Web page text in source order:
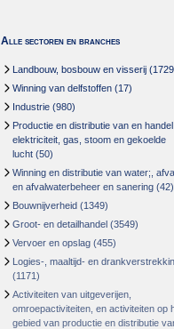
Alle sectoren en branches
Landbouw, bosbouw en visserij
Winning van delfstoffen (17)
Industrie (980)
Productie en distributie van en
elektriciteit, gas, stoom en gekoelde
lucht (50)
Winning en distributie van water;,
en afvalwaterbeheer en sanering (42)
Bouwnijverheid (1349)
Groot- en detailhandel (3549)
Vervoer en opslag (455)
Logies-, maaltijd- en
(1171)
Activiteiten van uitgeverijen,
omroepactiviteiten, en activiteiten op
gebied van productie en distributie